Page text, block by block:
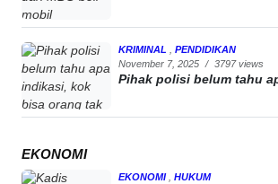
KRIMINAL
PENDIDIKAN
November 7, 2025 / 3797 views
Pihak polisi belum tahu
EKONOMI
EKONOMI
HUKUM